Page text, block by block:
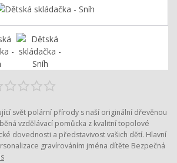
svět polární přírody s naší originální dřevěnou
vzdělávací pomůcka z kvalitní topolové
dovednosti a představivost vašich dětí. Hlavní
gravírováním jména dítěte Bezpečná